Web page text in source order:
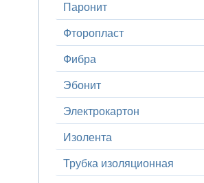
Паронит
Фторопласт
Фибра
Эбонит
Электрокартон
Изолента
Трубка изоляционная